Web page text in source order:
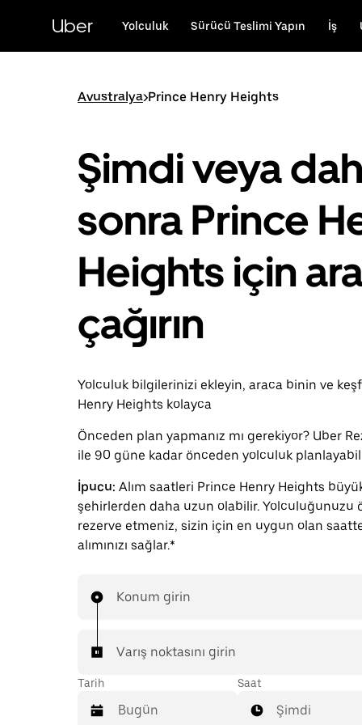
Uber Yolculuk Sürücü Teslimi Yapın İş
Avustralya>Prince Henry Heights
Şimdi veya
sonra Prince
Heights için
çağırın
Yolculuk bilgilerinizi ekleyin, araca binin ve
Henry Heights kolayca
Önceden plan yapmanız mı gerekiyor? Uber
ile 90 güne kadar önceden yolculuk
İpucu: Alım saatleri Prince Henry Heights
şehirlerden daha uzun olabilir. Yolculuğunuzu
rezerve etmeniz, sizin için en uygun olan
alımınızı sağlar.*
Konum girin
Varış noktasını girin
Tarih Saat
Şimdi